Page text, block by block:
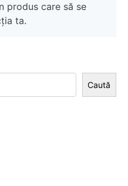
produs care să se
ta.
Caută